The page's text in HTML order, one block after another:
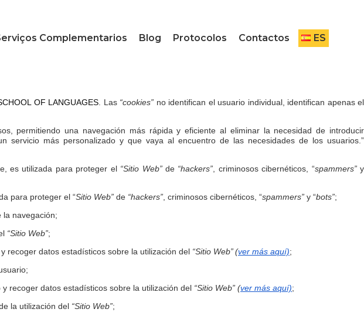
Complementarios Blog Protocolos Contactos ES
OF LANGUAGES . Las “cookies” no identifican el usuario individual, identifican apenas el
permitiendo una navegación más rápida y eficiente al eliminar la necesidad de introducir
servicio más personalizado y que vaya al encuentro de las necesidades de los usuarios.”
es utilizada para proteger el “Sitio Web”de “hackers” , criminosos cibernéticos, “spammers”y
para proteger el “Sitio Web” de “hackers” , criminosos cibernéticos, “spammers” y “bots”;
la navegación;
“Sitio Web”;
recoger datos estadísticos sobre la utilización del “Sitio Web”(ver más aquí);
recoger datos estadísticos sobre la utilización del “Sitio Web” (ver más aquí);
la utilización del “Sitio Web”;